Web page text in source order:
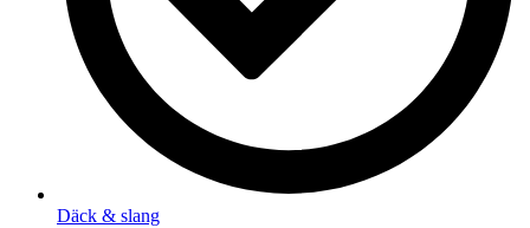
Däck & slang